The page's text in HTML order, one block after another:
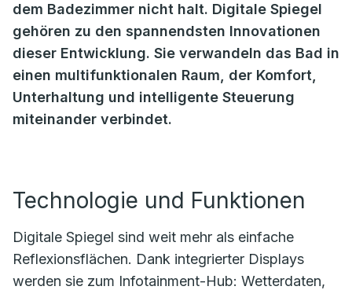
dem Badezimmer nicht halt. Digitale Spiegel
gehören zu den spannendsten Innovationen
dieser Entwicklung. Sie verwandeln das Bad in
einen multifunktionalen Raum, der Komfort,
Unterhaltung und intelligente Steuerung
miteinander verbindet.
Technologie und Funktionen
Digitale Spiegel sind weit mehr als einfache
Reflexionsflächen. Dank integrierter Displays
werden sie zum Infotainment-Hub: Wetterdaten,